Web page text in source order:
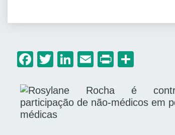
Facebook
Twitter
LinkedIn
Email
Print